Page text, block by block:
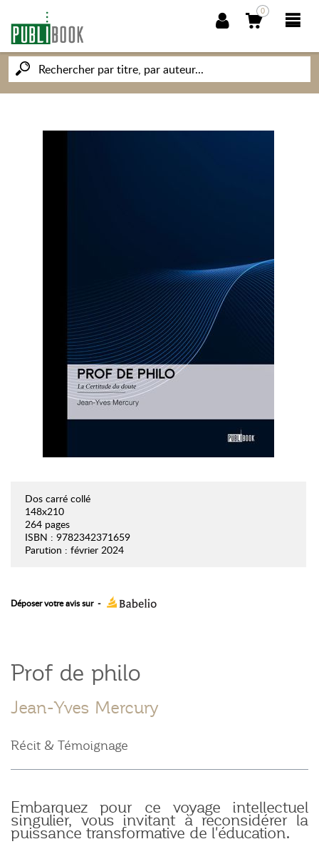
0
NOUVEAUTÉS
PUBLIBOOK
Dos carré collé
148x210
264 pages
ISBN : 9782342371659
Parution : février 2024
Déposer votre avis sur -
Prof de philo
Jean-Yves Mercury
Récit & Témoignage
Embarquez pour ce voyage intellectuel
singulier, vous invitant à reconsidérer la
puissance transformative de l'éducation.